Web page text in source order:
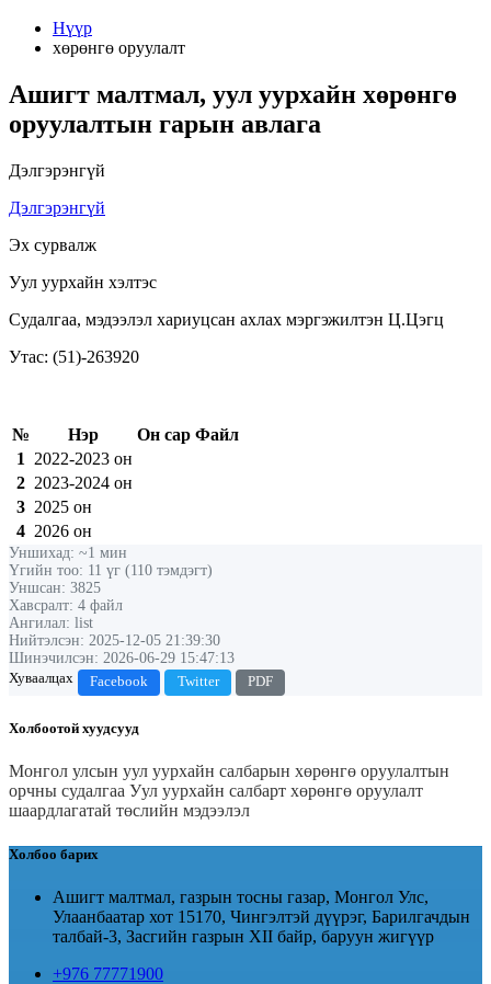
Нүүр
хөрөнгө оруулалт
Ашигт малтмал, уул уурхайн хөрөнгө
оруулалтын гарын авлага
Дэлгэрэнгүй
Дэлгэрэнгүй
Эх сурвалж
Уул уурхайн хэлтэс
Судалгаа, мэдээлэл хариуцсан ахлах мэргэжилтэн Ц.Цэгц
Утас: (51)-263920
№ Нэр Он сар Файл
1
2022-2023 он
2 2023-2024 он
3 2025 он
4 2026 он
Уншихад: ~1 мин
Үгийн тоо: 11 үг (110 тэмдэгт)
Уншсан: 3825
Хавсралт: 4 файл
Ангилал: list
Нийтэлсэн: 2025-12-05 21:39:30
Шинэчилсэн: 2026-06-29 15:47:13
Хуваалцах
Facebook Twitter PDF
Холбоотой хуудсууд
Монгол улсын уул уурхайн салбарын хөрөнгө оруулалтын
орчны судалгаа Уул уурхайн салбарт хөрөнгө оруулалт
шаардлагатай төслийн мэдээлэл
Холбоо барих
Ашигт малтмал, газрын тосны газар, Монгол Улс,
Улаанбаатар хот 15170, Чингэлтэй дүүрэг, Барилгачдын
талбай-3, Засгийн газрын XII байр, баруун жигүүр
+976 77771900